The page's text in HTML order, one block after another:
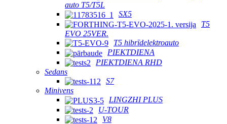
auto T5/T5L
SX5
T5
EVO 25VER.
T5 hibrīdelektroauto
PIEKTDIENA
PIEKTDIENA RHD
Sedans
S7
Minivens
LINGZHI PLUS
U-TOUR
V8